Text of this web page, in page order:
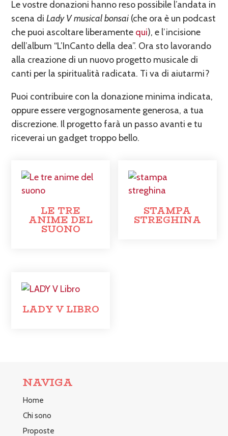
Le vostre donazioni hanno reso possibile l’andata in
scena diLady V musical bonsai (che ora è un podcast
che puoi ascoltare liberamente qui), e l’incisione
dell’album “L’InCanto della dea”. Ora sto lavorando
alla creazione di un nuovo progetto musicale di
canti per la spiritualità radicata. Ti va di aiutarmi?
Puoi contribuire con la donazione minima indicata,
oppure essere vergognosamente generosa, a tua
discrezione. Il progetto farà un passo avanti e tu
riceverai un gadget troppo bello.
LE TRE
ANIME DEL
SUONO
STAMPA
STREGHINA
LADY V LIBRO
NAVIGA
Home
Chi sono
Proposte